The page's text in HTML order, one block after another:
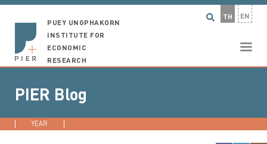
TH EN
PUEY UNGPHAKORN
INSTITUTE FOR
ECONOMIC
RESEARCH
PIER Blog
YEAR